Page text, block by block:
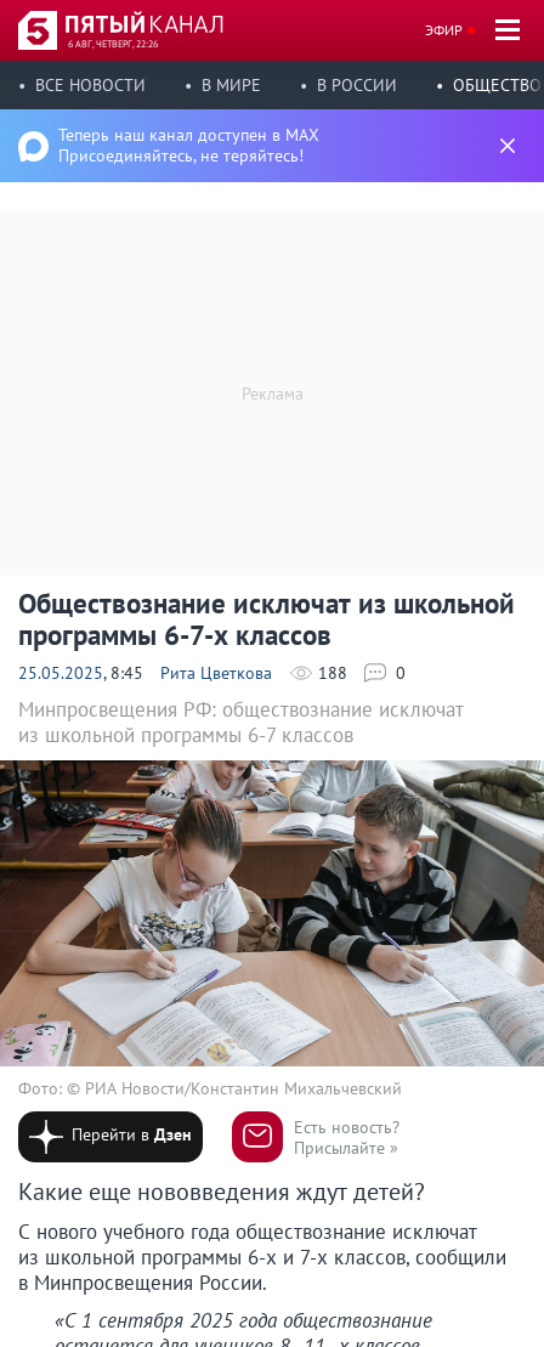
6 АВГ, ЧЕТВЕРГ, 22:26
ЭФИР
ВСЕ НОВОСТИ В МИРЕ В РОССИИ ОБЩЕСТВО
Теперь наш канал доступен в MAX
Присоединяйтесь, не теряйтесь!
Обществознание исключат из школьной
программы 6-7-х классов
25.05.2025, 8:45 Рита Цветкова 188 0
Минпросвещения РФ: обществознание исключат
из школьной программы 6-7 классов
Фото: © РИА Новости/Константин Михальчевский
Перейти вДзен
Есть новость?
Присылайте »
Какие еще нововведения ждут детей?
С нового учебного года обществознание исключат
из школьной программы 6-х и 7-х классов, сообщили
в Минпросвещения России.
«С 1 сентября 2025 года обществознание